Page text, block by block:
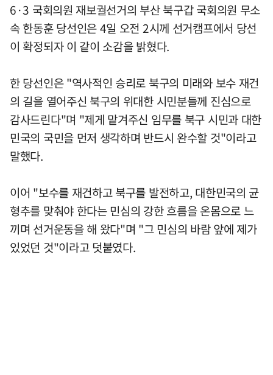
6·3 국회의원 재보궐선거의 부산 북구갑 국회의원 무소
속 한동훈 당선인은 4일 오전 2시께 선거캠프에서 당선
이 확정되자 이 같이 소감을 밝혔다.
한 당선인은 "역사적인 승리로 북구의 미래와 보수 재건
의 길을 열어주신 북구의 위대한 시민분들께 진심으로
감사드린다"며 "제게 맡겨주신 임무를 북구 시민과 대한
민국의 국민을 먼저 생각하며 반드시 완수할 것"이라고
말했다.
이어 "보수를 재건하고 북구를 발전하고, 대한민국의 균
형추를 맞춰야 한다는 민심의 강한 흐름을 온몸으로 느
끼며 선거운동을 해 왔다"며 "그 민심의 바람 앞에 제가
있었던 것"이라고 덧붙였다.